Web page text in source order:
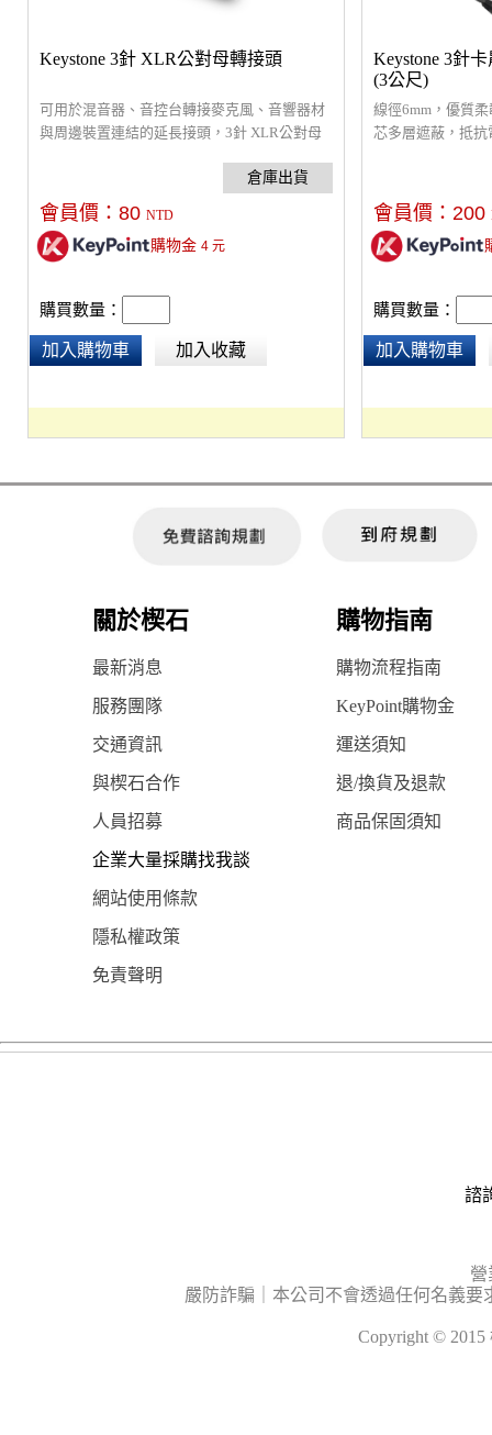
Keystone 3針 XLR公對母轉接頭
可用於混音器、音控台轉接麥克風、音響器材
與周邊裝置連結的延長接頭，3針 XLR公對母
會員價： 80 NTD
購物金 4元
購買數量：
加入購物車 加入收藏
Keystone 3針
(3公尺)
線徑6mm，優質
芯多層遮蔽，抵
會員價： 200
購買數量：
加入購物車
關於楔石 購物指南
最新消息 購物流程指南
服務團隊 KeyPoint購物金
交通資訊 運送須知
與楔石合作 退/換貨及退款
人員招募 商品保固須知
企業大量採購找我談
網站使用條款
隱私權政策
免責聲明
諮
營
嚴防詐騙｜本公司不會透過任何名義
Copyright ©